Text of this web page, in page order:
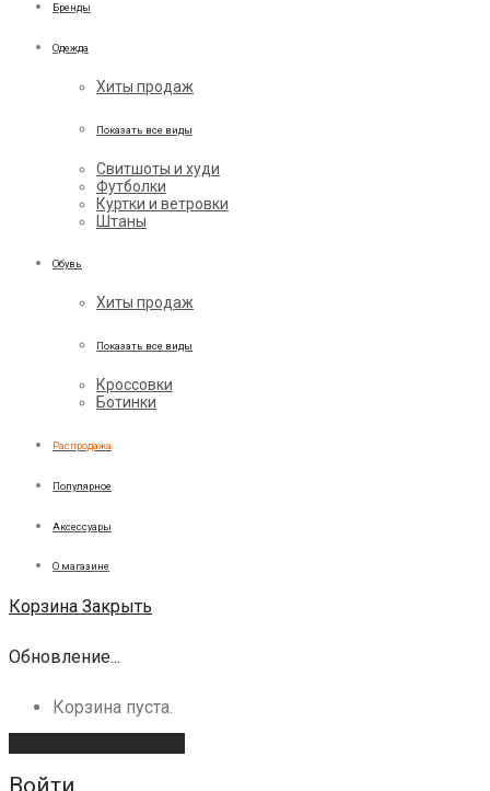
Бренды
Одежда
Хиты продаж
Показать все виды
Свитшоты и худи
Футболки
Куртки и ветровки
Штаны
Обувь
Хиты продаж
Показать все виды
Кроссовки
Ботинки
Распродажа
Популярное
Аксессуары
О магазине
Корзина Закрыть
Обновление...
Корзина пуста.
Войти